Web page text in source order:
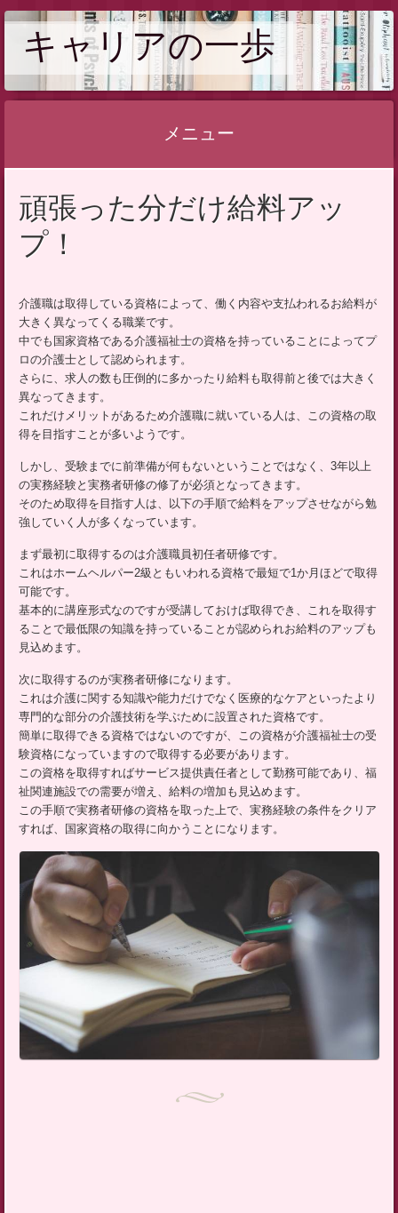
キャリアの一歩
メニュー
ン
ン
へ
ス
キ
プ
頑張った分だけ給料アッ
プ！
介護職は取得している資格によって、働く内容や支払われるお給料が
大きく異なってくる職業です。
中でも国家資格である介護福祉士の資格を持っていることによってプ
ロの介護士として認められます。
さらに、求人の数も圧倒的に多かったり給料も取得前と後では大きく
異なってきます。
これだけメリットがあるため介護職に就いている人は、この資格の取
得を目指すことが多いようです。
しかし、受験までに前準備が何もないということではなく、3年以上
の実務経験と実務者研修の修了が必須となってきます。
そのため取得を目指す人は、以下の手順で給料をアップさせながら勉
強していく人が多くなっています。
まず最初に取得するのは介護職員初任者研修です。
これはホームヘルパー2級ともいわれる資格で最短で1か月ほどで取得
可能です。
基本的に講座形式なのですが受講しておけば取得でき、これを取得す
ることで最低限の知識を持っていることが認められお給料のアップも
見込めます。
次に取得するのが実務者研修になります。
これは介護に関する知識や能力だけでなく医療的なケアといったより
専門的な部分の介護技術を学ぶために設置された資格です。
簡単に取得できる資格ではないのですが、この資格が介護福祉士の受
験資格になっていますので取得する必要があります。
この資格を取得すればサービス提供責任者として勤務可能であり、福
祉関連施設での需要が増え、給料の増加も見込めます。
この手順で実務者研修の資格を取った上で、実務経験の条件をクリア
すれば、国家資格の取得に向かうことになります。